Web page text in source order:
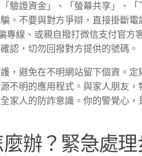
驗證資金」、「螢幕共享」、「
。不要與對方爭辯，直接掛斷
專線、或親自撥打微信支付官方
認，切勿回撥對方提供的號碼。
，避免在不明網站留下個資。
不明的應用程式。與家人朋友
家人的防詐意識。你的警覺心
辦？緊急處